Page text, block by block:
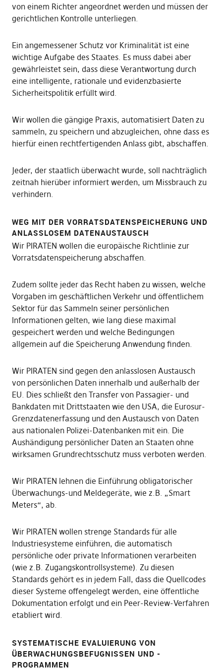
von einem Richter angeordnet werden und müssen der
gerichtlichen Kontrolle unterliegen.
Ein angemessener Schutz vor Kriminalität ist eine
wichtige Aufgabe des Staates. Es muss dabei aber
gewährleistet sein, dass diese Verantwortung durch
eine intelligente, rationale und evidenzbasierte
Sicherheitspolitik erfüllt wird.
Wir wollen die gängige Praxis, automatisiert Daten zu
sammeln, zu speichern und abzugleichen, ohne dass es
hierfür einen rechtfertigenden Anlass gibt, abschaffen.
Jeder, der staatlich überwacht wurde, soll nachträglich
zeitnah hierüber informiert werden, um Missbrauch zu
verhindern.
WEG MIT DER VORRATSDATENSPEICHERUNG UND
ANLASSLOSEM DATENAUSTAUSCH
Wir PIRATEN wollen die europäische Richtlinie zur
Vorratsdatenspeicherung abschaffen.
Zudem sollte jeder das Recht haben zu wissen, welche
Vorgaben im geschäftlichen Verkehr und öffentlichem
Sektor für das Sammeln seiner persönlichen
Informationen gelten, wie lang diese maximal
gespeichert werden und welche Bedingungen
allgemein auf die Speicherung Anwendung finden.
Wir PIRATEN sind gegen den anlasslosen Austausch
von persönlichen Daten innerhalb und außerhalb der
EU. Dies schließt den Transfer von Passagier- und
Bankdaten mit Drittstaaten wie den USA, die Eurosur-
Grenzdatenerfassung und den Austausch von Daten
aus nationalen Polizei-Datenbanken mit ein. Die
Aushändigung persönlicher Daten an Staaten ohne
wirksamen Grundrechtsschutz muss verboten werden.
Wir PIRATEN lehnen die Einführung obligatorischer
Überwachungs-und Meldegeräte, wie z.B. „Smart
Meters“, ab.
Wir PIRATEN wollen strenge Standards für alle
Industriesysteme einführen, die automatisch
persönliche oder private Informationen verarbeiten
(wie z.B. Zugangskontrollsysteme). Zu diesen
Standards gehört es in jedem Fall, dass die Quellcodes
dieser Systeme offengelegt werden, eine öffentliche
Dokumentation erfolgt und ein Peer-Review-Verfahren
etabliert wird.
SYSTEMATISCHE EVALUIERUNG VON
ÜBERWACHUNGSBEFUGNISSEN UND -
PROGRAMMEN